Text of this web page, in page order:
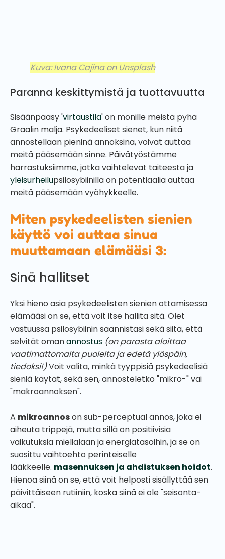
Kuva: Ivana Cajina on Unsplash
Paranna keskittymistä ja tuottavuutta
Sisäänpääsy 'virtaustila' on monille meistä pyhä
Graalin malja. Psykedeeliset sienet, kun niitä
annostellaan pieninä annoksina, voivat auttaa
meitä pääsemään sinne. Päivätyöstämme
harrastuksiimme, jotka vaihtelevat taiteesta ja
yleisurheilupsilosybiinillä on potentiaalia auttaa
meitä pääsemään vyöhykkeelle.
Miten psykedeelisten sienien
käyttö voi auttaa sinua
muuttamaan elämääsi 3:
Sinä hallitset
Yksi hieno asia psykedeelisten sienien ottamisessa
elämääsi on se, että voit itse hallita sitä. Olet
vastuussa psilosybiinin saannistasi sekä siitä, että
selvität omanannostus (on parasta aloittaa
vaatimattomalta puolelta ja edetä ylöspäin,
tiedoksi!)Voit valita, minkä tyyppisiä psykedeelisiä
sieniä käytät, sekä sen, annosteletko "mikro-" vai
"makroannoksen".
A mikroannoson sub-perceptual annos, joka ei
aiheuta trippejä, mutta sillä on positiivisia
vaikutuksia mielialaan ja energiatasoihin, ja se on
suosittu vaihtoehto perinteiselle
lääkkeelle. masennuksen ja ahdistuksen hoidot.
Hienoa siinä on se, että voit helposti sisällyttää sen
päivittäiseen rutiiniin, koska siinä ei ole "seisonta-
aikaa".